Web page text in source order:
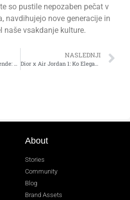
so pustile nepozaben pečat v
navdihujejo nove generacije in
naše vsakdanje kulture.
Sledenje Korakom Legende: Raziskovanje Zgodovine in Vpliva Nike Air Max Tenisk
NASLEDNJI
Dior x Air Jordan 1: Ko Eleganca Sreča Športno Dedščino
About
Stories
Community
Blog
Brand Assets